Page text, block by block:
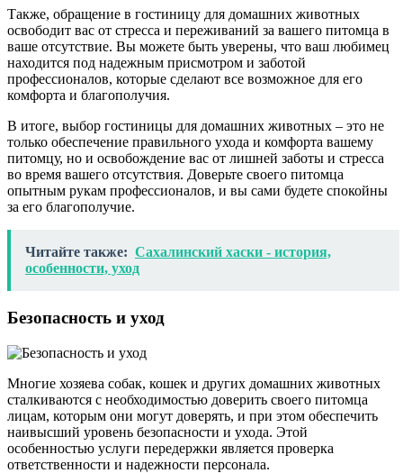
Также, обращение в гостиницу для домашних животных
освободит вас от стресса и переживаний за вашего питомца в
ваше отсутствие. Вы можете быть уверены, что ваш любимец
находится под надежным присмотром и заботой
профессионалов, которые сделают все возможное для его
комфорта и благополучия.
В итоге, выбор гостиницы для домашних животных – это не
только обеспечение правильного ухода и комфорта вашему
питомцу, но и освобождение вас от лишней заботы и стресса
во время вашего отсутствия. Доверьте своего питомца
опытным рукам профессионалов, и вы сами будете спокойны
за его благополучие.
Читайте также: Сахалинский хаски - история,
особенности, уход
Безопасность и уход
Многие хозяева собак, кошек и других домашних животных
сталкиваются с необходимостью доверить своего питомца
лицам, которым они могут доверять, и при этом обеспечить
наивысший уровень безопасности и ухода. Этой
особенностью услуги передержки является проверка
ответственности и надежности персонала.